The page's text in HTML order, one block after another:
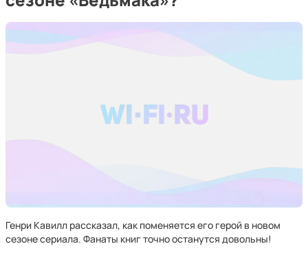
Генри Кавилл рассказал, как поменяется его герой в новом
сезоне сериала. Фанаты книг точно останутся довольны!